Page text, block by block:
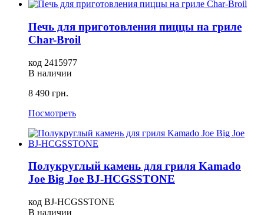
Печь для приготовления пиццы на гриле
Char-Broil
код 2415977
В наличии
8 490 грн.
Посмотреть
Полукруглый камень для гриля Kamado
Joe Big Joe BJ-HCGSSTONE
код BJ-HCGSSTONE
В наличии